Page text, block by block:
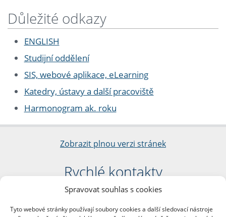
Spravovat souhlas s cookies
Tyto webové stránky používají soubory cookies a další sledovací nástroje
Důležité odkazy
ENGLISH
Studijní oddělení
SIS, webové aplikace, eLearning
Katedry, ústavy a další pracoviště
Harmonogram ak. roku
Zobrazit plnou verzi stránek
Rychlé kontakty
Filozofická fakulta
nám. Jana Palacha 1/2